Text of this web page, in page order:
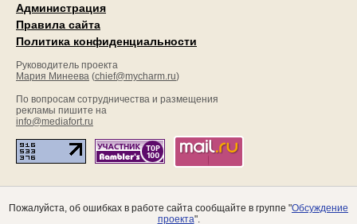
Администрация
Правила сайта
Политика конфиденциальности
Руководитель проекта
Мария Минеева (chief@mycharm.ru)
По вопросам сотрудничества и размещения
рекламы пишите на
info@mediafort.ru
Пожалуйста, об ошибках в работе сайта сообщайте в группе "Обсуждение
проекта".